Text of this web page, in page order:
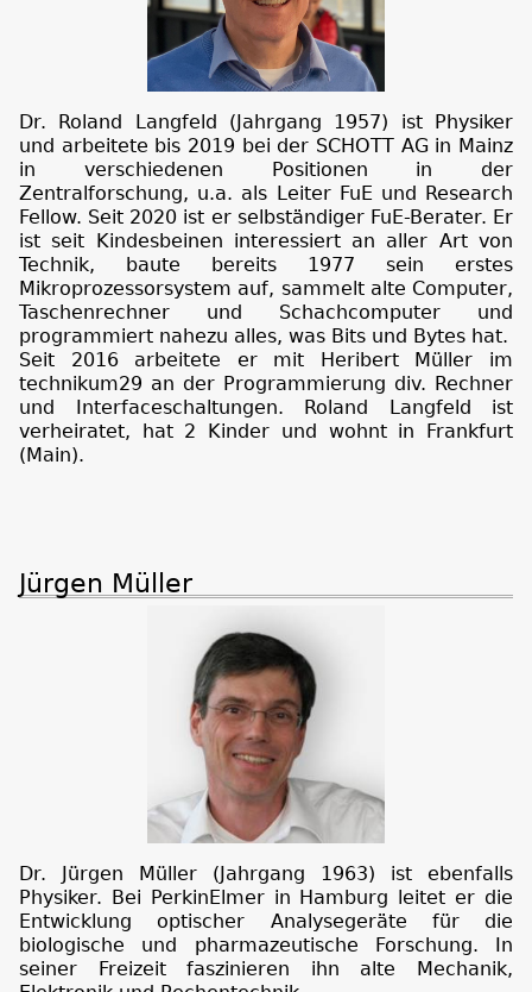
Dr. Roland Langfeld (Jahrgang 1957) ist Physiker
und arbeitete bis 2019 bei der SCHOTT AG in Mainz
in verschiedenen Positionen in der
Zentralforschung, u.a. als Leiter FuE und Research
Fellow. Seit 2020 ist er selbständiger FuE-Berater. Er
ist seit Kindesbeinen interessiert an aller Art von
Technik, baute bereits 1977 sein erstes
Mikroprozessorsystem auf, sammelt alte Computer,
Taschenrechner und Schachcomputer und
programmiert nahezu alles, was Bits und Bytes hat.
Seit 2016 arbeitete er mit Heribert Müller im
technikum29 an der Programmierung div. Rechner
und Interfaceschaltungen. Roland Langfeld ist
verheiratet, hat 2 Kinder und wohnt in Frankfurt
(Main).
Jürgen Müller
Dr. Jürgen Müller (Jahrgang 1963) ist ebenfalls
Physiker. Bei PerkinElmer in Hamburg leitet er die
Entwicklung optischer Analysegeräte für die
biologische und pharmazeutische Forschung. In
seiner Freizeit faszinieren ihn alte Mechanik,